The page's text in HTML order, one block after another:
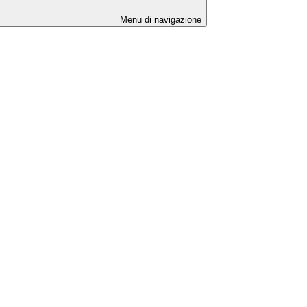
Menu di navigazione